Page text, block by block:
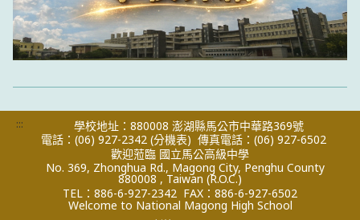
:::
學校地址：880008 澎湖縣馬公市中華路369號
電話：(06) 927-2342 (分機表) 傳真電話：(06) 927-6502
歡迎蒞臨 國立馬公高級中學
No. 369, Zhonghua Rd., Magong City, Penghu County
880008 , Taiwan (R.O.C.)
TEL：886-6-927-2342 FAX：886-6-927-6502
Welcome to National Magong High School